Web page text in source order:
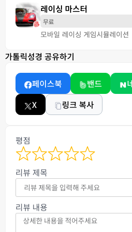
레이싱 마스터
무료
모바일 레이싱 게임시뮬레이션
가톨릭성경 공유하기
페이스북 밴드
X
링크 복사
평점
리뷰 제목
리뷰 내용